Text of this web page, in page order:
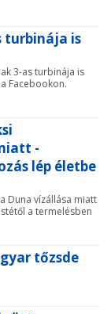
turbinája is
3-as turbinája is
Facebookon.
-
lép életbe
Duna vízállása miatt
a termelésben
tőzsde